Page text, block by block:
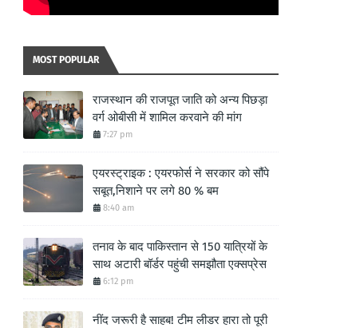
MOST POPULAR
राजस्थान की राजपूत जाति को अन्य पिछड़ा
वर्ग ओबीसी में शामिल करवाने की मांग
7:27 pm
एयरस्ट्राइक : एयरफोर्स ने सरकार को सौंपे
सबूत,निशाने पर लगे 80 % बम
8:40 am
तनाव के बाद पाकिस्तान से 150 यात्रियों के
साथ अटारी बॉर्डर पहुंची समझौता एक्सप्रेस
6:12 pm
नींद जरूरी है साहब! टीम लीडर हारा तो पूरी